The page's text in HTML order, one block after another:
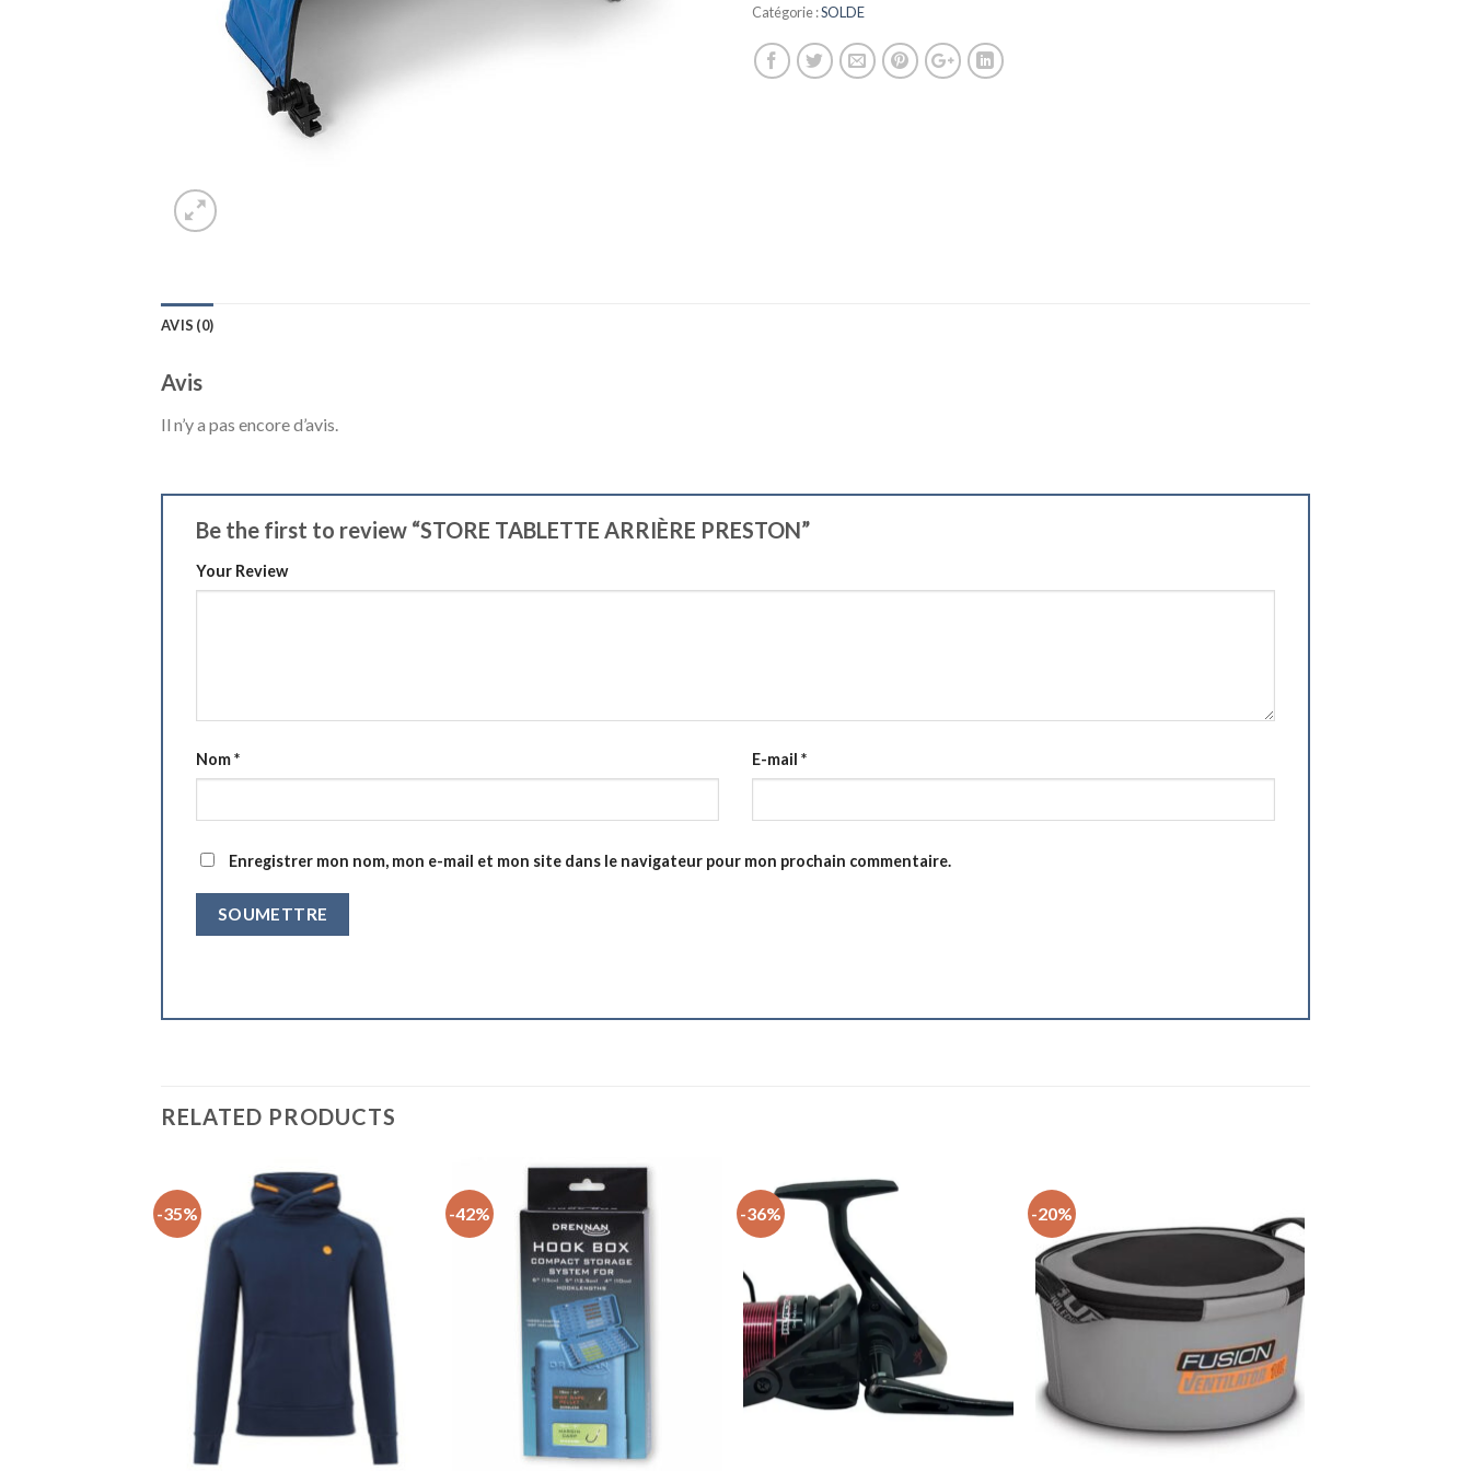
Catégorie :SOLDE
AVIS (0)
Avis
Il n’y a pas encore d’avis.
Be the first to review “STORE TABLETTE ARRIÈRE PRESTON”
Your Review
Nom* E-mail *
Enregistrer mon nom, mon e-mail et mon site dans le navigateur pour mon prochain commentaire.
RELATED PRODUCTS
-35% -42% -36% -20%